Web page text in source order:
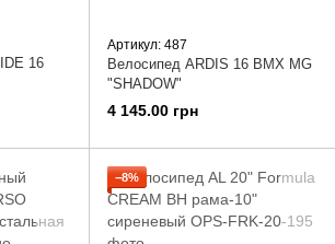
16
Артикул: 487
Велосипед ARDIS 16 BMX MG
"SHADOW"
4 145.00 грн
−8%